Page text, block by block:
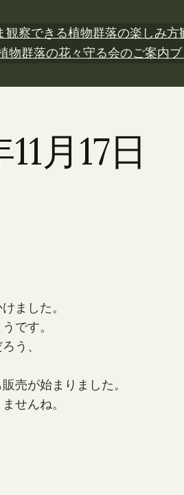
観察できる植物群落の楽しみ方
物群落の花々守る会のご案内
11月17
ました。
です。
う、
売が始まりました。
せんね。